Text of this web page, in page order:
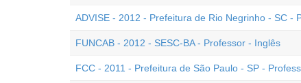
ADVISE - 2012 - Prefeitura de Rio Negrinho - SC -
FUNCAB - 2012 - SESC-BA - Professor - Inglês
FCC - 2011 - Prefeitura de São Paulo - SP -